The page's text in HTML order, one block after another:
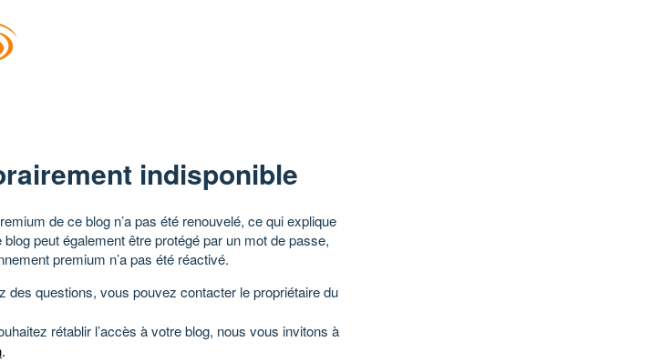
indisponible
de ce blog n’a pas été renouvelé, ce qui explique
peut également être protégé par un mot de passe,
premium n’a pas été réactivé.
des questions, vous pouvez contacter le propriétaire du
rétablir l’accès à votre blog, nous vous invitons à
.